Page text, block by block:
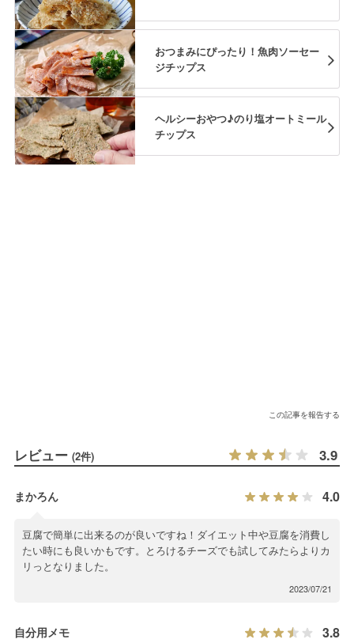
おつまみにぴったり！魚肉ソーセー
ジチップス
ヘルシーおやつ♪のり塩オートミール
チップス
この記事を報告する
レビュー (2件) 3.9
まかろん 4.0
豆腐で簡単に出来るのが良いですね！ダイエット中や豆腐を消費し
たい時にも良いかもです。とろけるチーズでも試してみたらよりカ
リっとなりました。
2023/07/21
自分用メモ 3.8